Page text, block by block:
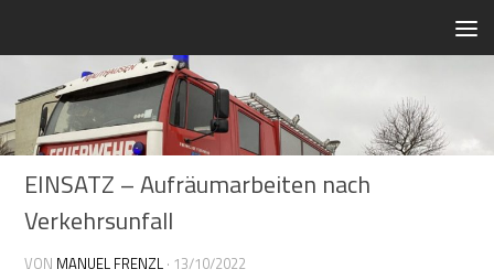
EINSATZ – Aufräumarbeiten nach
Verkehrsunfall
VON MANUEL FRENZL · 13/10/2022